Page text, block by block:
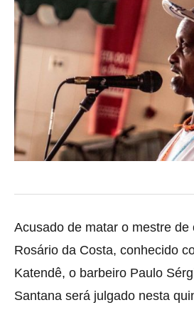
Acusado de matar o mestre
Rosário da Costa, conhecido
Katendê, o barbeiro Paulo
Santana será julgado nesta